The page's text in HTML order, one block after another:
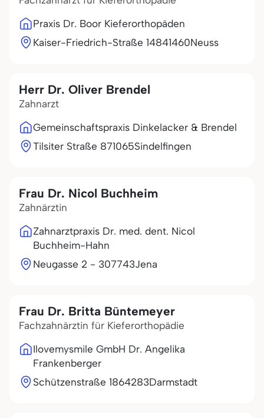
Praxis Dr. Boor Kieferorthopäden
Kaiser-Friedrich-Straße 14841460Neuss
Herr Dr. Oliver Brendel
Zahnarzt
Gemeinschaftspraxis Dinkelacker & Brendel
Tilsiter Straße 871065Sindelfingen
Frau Dr. Nicol Buchheim
Zahnärztin
Zahnarztpraxis Dr. med. dent. Nicol
Buchheim-Hahn
Neugasse 2 - 307743Jena
Frau Dr. Britta Büntemeyer
Fachzahnärztin für Kieferorthopädie
Ilovemysmile GmbH Dr. Angelika
Frankenberger
Schützenstraße 1864283Darmstadt